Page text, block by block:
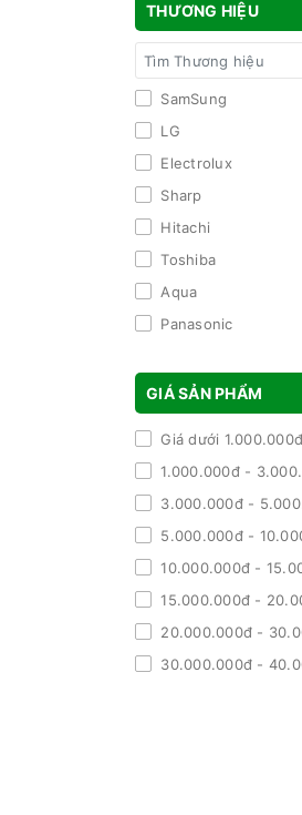
THƯƠNG HIỆU
SamSung
LG
Electrolux
Sharp
Hitachi
Toshiba
Aqua
Panasonic
GIÁ SẢN PHẨM
Giá dưới 1.000.000đ
1.000.000đ -
3.000.000đ -
5.000.000đ -
10.000.000đ -
15.000.000đ -
20.000.000đ -
30.000.000đ -